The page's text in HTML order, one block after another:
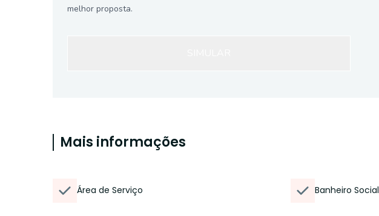
melhor proposta.
Mais informações
Área de Serviço Banheiro Social